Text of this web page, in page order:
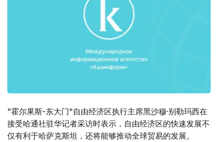
"霍尔果斯-东大门"自由经济区执行主席黑沙穆·别勒玛西在
接受哈通社驻华记者采访时表示，自由经济区的快速发展不
仅有利于哈萨克斯坦，还将能够推动全球贸易的发展。